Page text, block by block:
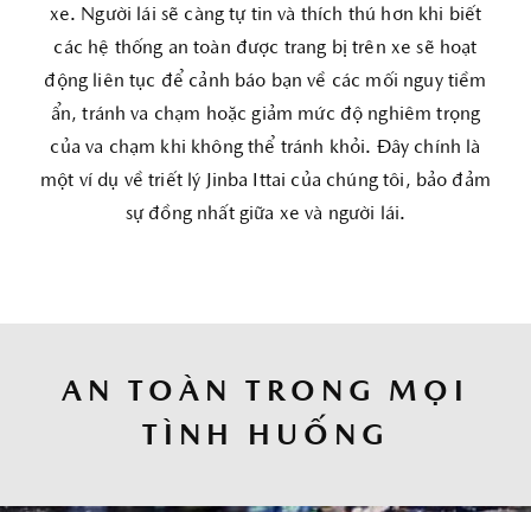
xe. Người lái sẽ càng tự tin và thích thú hơn khi biết
các hệ thống an toàn được trang bị trên xe sẽ hoạt
động liên tục để cảnh báo bạn về các mối nguy tiềm
ẩn, tránh va chạm hoặc giảm mức độ nghiêm trọng
của va chạm khi không thể tránh khỏi. Đây chính là
một ví dụ về triết lý Jinba Ittai của chúng tôi, bảo đảm
sự đồng nhất giữa xe và người lái.
AN TOÀN TRONG MỌI
TÌNH HUỐNG